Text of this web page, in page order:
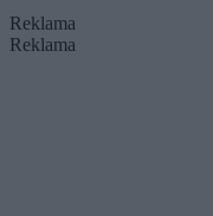
Reklama
Reklama